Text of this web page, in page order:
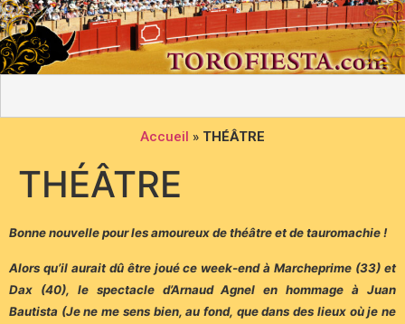
Accueil » THÉÂTRE
THÉÂTRE
Bonne nouvelle pour les amoureux de théâtre et de tauromachie !
Alors qu’il aurait dû être joué ce week-end à Marcheprime (33) et
Dax (40), le spectacle d’Arnaud Agnel en hommage à Juan
Bautista (Je ne me sens bien, au fond, que dans des lieux où je ne